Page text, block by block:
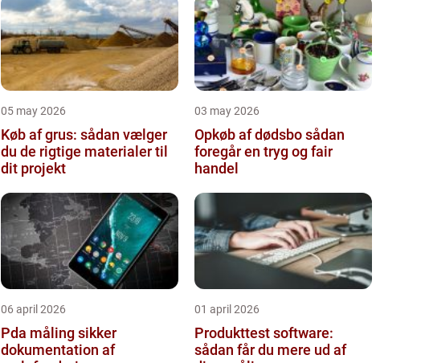
05 may 2026
Køb af grus: sådan vælger
du de rigtige materialer til
dit projekt
03 may 2026
Opkøb af dødsbo sådan
foregår en tryg og fair
handel
06 april 2026
Pda måling sikker
dokumentation af
01 april 2026
Produkttest software:
sådan får du mere ud af